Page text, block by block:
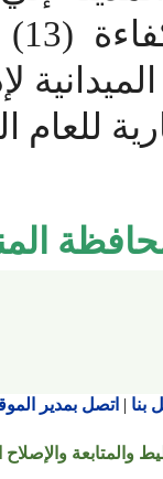
رصف
للعام
| اتصل بمدير الموقع
والإصلاح